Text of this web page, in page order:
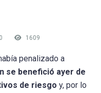
0 1609
penalizado a
se benefició ayer de
de riesgo y, por lo